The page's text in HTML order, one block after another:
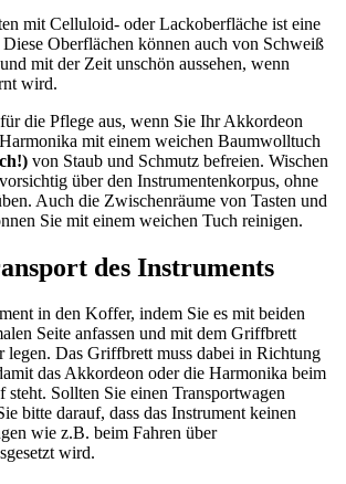
mit Celluloid- oder Lackoberfläche ist eine
Oberflächen können auch von Schweiß
mit der Zeit unschön aussehen, wenn
wird.
die Pflege aus, wenn Sie Ihr Akkordeon
mit einem weichen Baumwolltuch
von Staub und Schmutz befreien. Wischen
über den Instrumentenkorpus, ohne
Auch die Zwischenräume von Tasten und
Sie mit einem weichen Tuch reinigen.
des Instruments
in den Koffer, indem Sie es mit beiden
Seite anfassen und mit dem Griffbrett
legen. Das Griffbrett muss dabei in Richtung
das Akkordeon oder die Harmonika beim
Sollten Sie einen Transportwagen
bitte darauf, dass das Instrument keinen
wie z.B. beim Fahren über
wird.